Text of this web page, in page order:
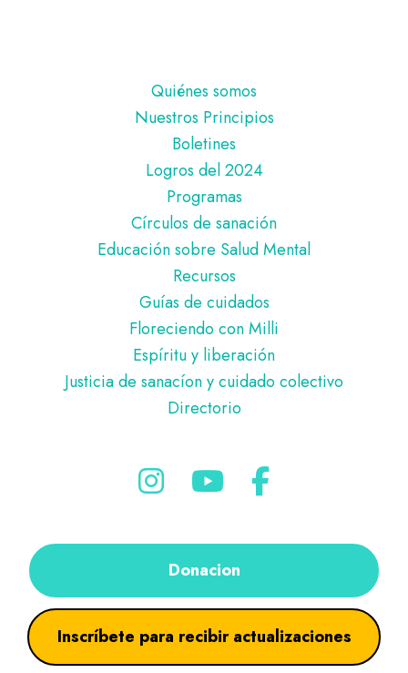
Quiénes somos
Nuestros Principios
Boletines
Logros del 2024
Programas
Círculos de sanación
Educación sobre Salud Mental
Recursos
Guías de cuidados
Floreciendo con Milli
Espíritu y liberación
Justicia de sanacíon y cuidado colectivo
Directorio
Donacion
Inscríbete para recibir actualizaciones